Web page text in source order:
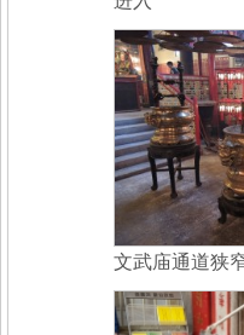
文武庙通道狭